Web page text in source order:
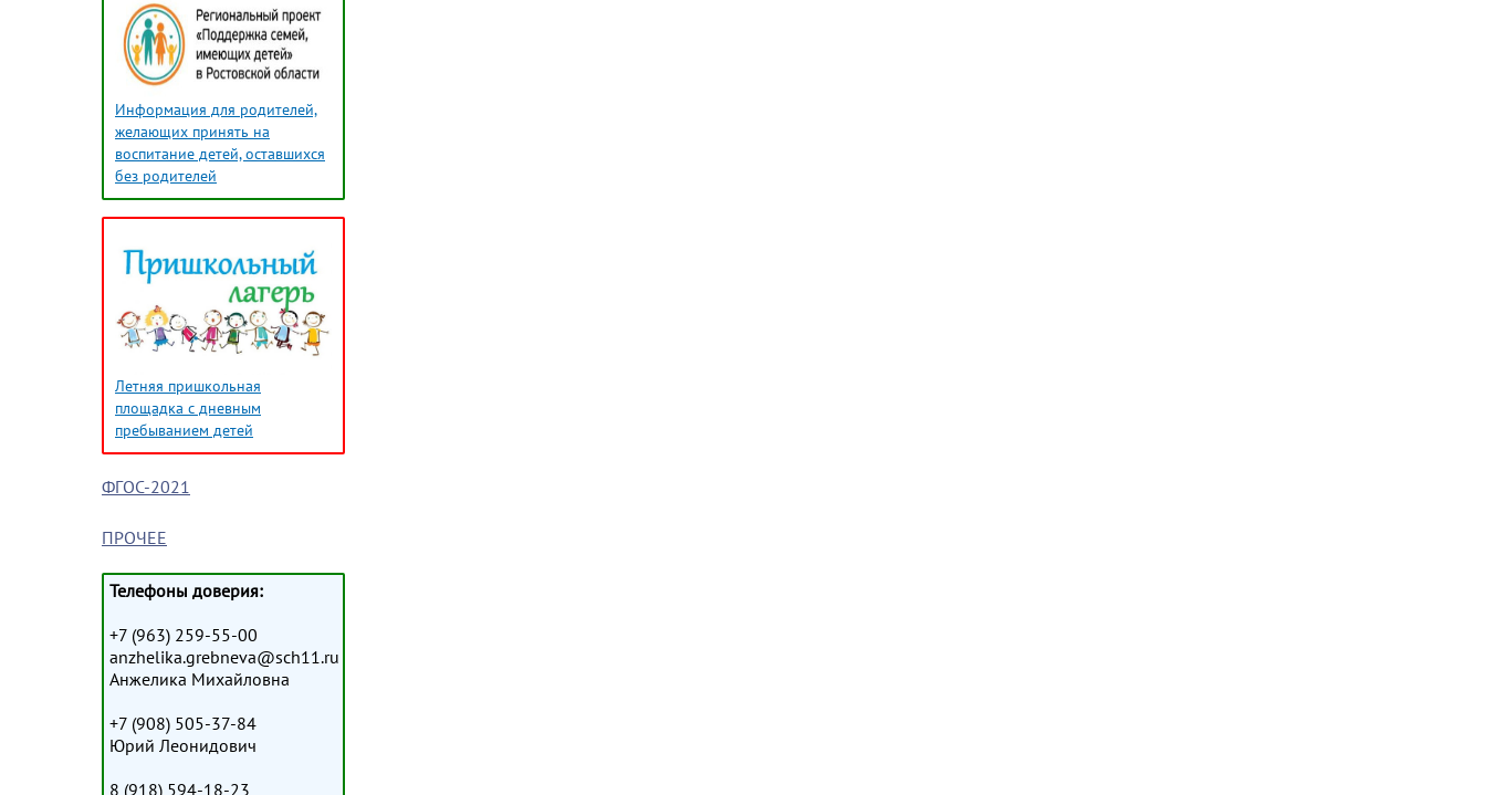
Информация для родителей,
желающих принять на
воспитание детей, оставшихся
без родителей
Летняя пришкольная
площадка с дневным
пребыванием детей
ФГОС-2021
ПРОЧЕЕ
Телефоны доверия:
+7 (963) 259-55-00
anzhelika.grebneva@sch11.ru
Анжелика Михайловна
+7 (908) 505-37-84
Юрий Леонидович
8 (918) 594-18-23